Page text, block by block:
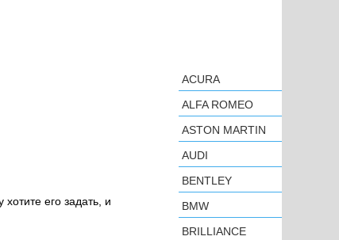
его задать, и
ACURA
ALFA ROMEO
ASTON MARTIN
AUDI
BENTLEY
BMW
BRILLIANCE